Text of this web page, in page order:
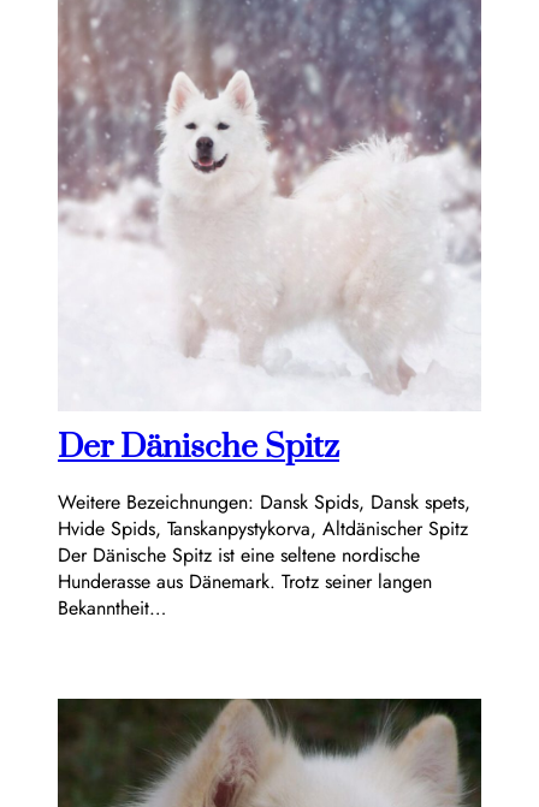
Der Dänische Spitz
Weitere Bezeichnungen: Dansk Spids, Dansk spets,
Hvide Spids, Tanskanpystykorva, Altdänischer Spitz
Der Dänische Spitz ist eine seltene nordische
Hunderasse aus Dänemark. Trotz seiner langen
Bekanntheit…